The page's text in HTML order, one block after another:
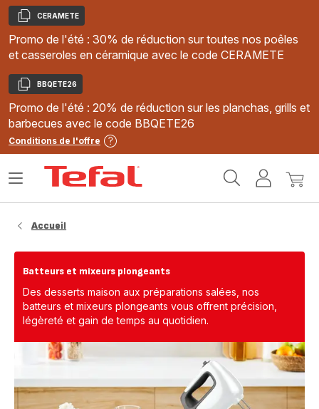
Copier
CERAMETE
Promo de l'été : 30% de réduction sur toutes nos poêles
et casseroles en céramique avec le code CERAMETE
Copier
BBQETE26
Promo de l'été : 20% de réduction sur les planchas, grills et
barbecues avec le code BBQETE26
Conditions de l'offre
MonMon
Ouvrir
Accueil
Batteurs et mixeurs plongeants
Des desserts maison aux préparations salées, nos
batteurs et mixeurs plongeants vous offrent précision,
légèreté et gain de temps au quotidien.